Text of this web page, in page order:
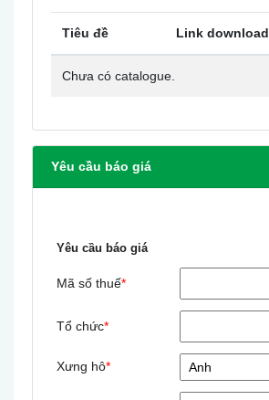
Tiêu đề Link download
Chưa có catalogue.
Yêu cầu báo giá
Yêu cầu báo giá
Mã số thuế*
Tổ chức*
Xưng hô*